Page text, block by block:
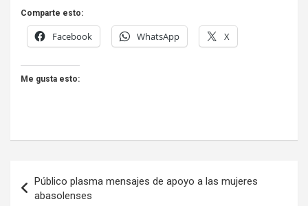
Comparte esto:
Facebook WhatsApp X
Me gusta esto:
de
Público plasma mensajes de apoyo a las mujeres
abasolenses